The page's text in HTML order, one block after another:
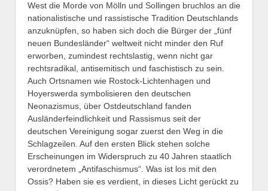
West die Morde von Mölln und Sollingen bruchlos an die
nationalistische und rassistische Tradition Deutschlands
anzuknüpfen, so haben sich doch die Bürger der „fünf
neuen Bundesländer“ weltweit nicht minder den Ruf
erworben, zumindest rechtslastig, wenn nicht gar
rechtsradikal, antisemitisch und faschistisch zu sein.
Auch Ortsnamen wie Rostock-Lichtenhagen und
Hoyerswerda symbolisieren den deutschen
Neonazismus, über Ostdeutschland fanden
Ausländerfeindlichkeit und Rassismus seit der
deutschen Vereinigung sogar zuerst den Weg in die
Schlagzeilen. Auf den ersten Blick stehen solche
Erscheinungen im Widerspruch zu 40 Jahren staatlich
verordnetem „Antifaschismus“. Was ist los mit den
Ossis? Haben sie es verdient, in dieses Licht gerückt zu